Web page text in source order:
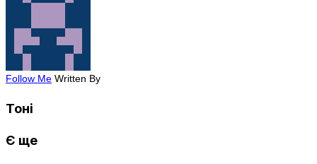
Follow Me Written By
Тоні
Є ще